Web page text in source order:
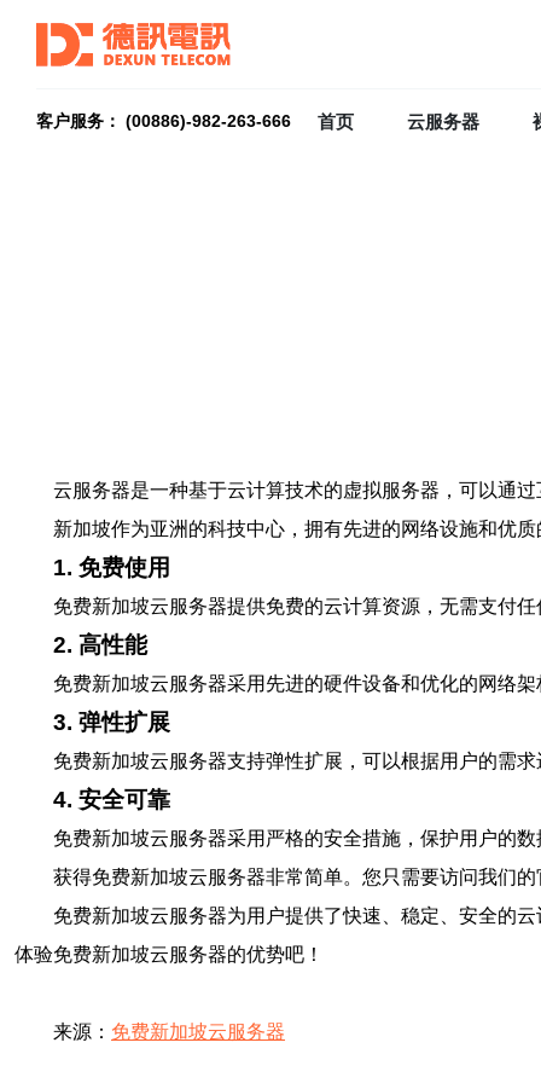
客户服务： (00886)-982-263-666 首页 云服务器
云服务器是一种基于云计算技术的虚拟服务器，可以通
新加坡作为亚洲的科技中心，拥有先进的网络设施和优
1. 免费使用
免费新加坡云服务器提供免费的云计算资源，无需支付
2. 高性能
免费新加坡云服务器采用先进的硬件设备和优化的网络
3. 弹性扩展
免费新加坡云服务器支持弹性扩展，可以根据用户的需
4. 安全可靠
免费新加坡云服务器采用严格的安全措施，保护用户的
获得免费新加坡云服务器非常简单。您只需要访问我们
免费新加坡云服务器为用户提供了快速、稳定、安全的
体验免费新加坡云服务器的优势吧！
来源： 免费新加坡云服务器